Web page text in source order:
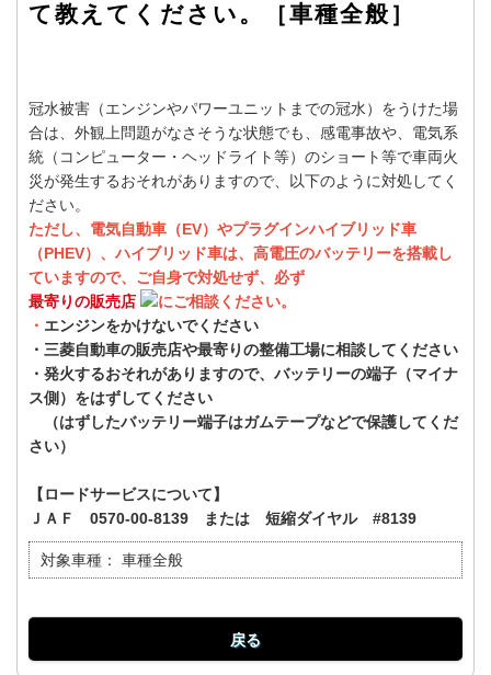
て教えてください。［車種全般］
冠水被害（エンジンやパワーユニットまでの冠水）をうけた場
合は、外観上問題がなさそうな状態でも、感電事故や、電気系
統（コンピューター・ヘッドライト等）のショート等で車両火
災が発生するおそれがありますので、以下のように対処してく
ださい。
ただし、電気自動車（EV）やプラグインハイブリッド車
（PHEV）、ハイブリッド車は、高電圧のバッテリーを搭載し
ていますので、ご自身で対処せず、必ず
最寄りの販売店
にご相談ください。
・ エンジンをかけないでください
・三菱自動車の販売店や最寄りの整備工場に相談してください
・発火するおそれがありますので、バッテリーの端子（マイナ
ス側）をはずしてください
（はずしたバッテリー端子はガムテープなどで保護してくだ
さい）
【ロードサービスについて】
ＪＡＦ 0570-00-8139 または 短縮ダイヤル #8139
対象車種： 車種全般
戻る